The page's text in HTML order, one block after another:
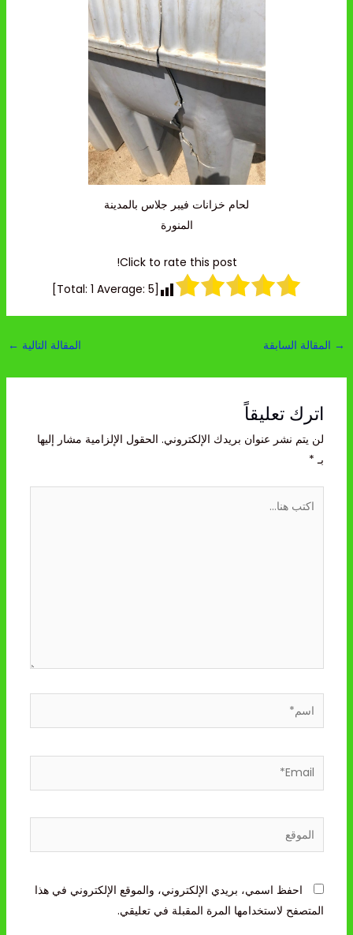
لحام خزانات فيبر جلاس بالمدينة
المنورة
Click to rate this post!
[Total:
1 Average: 5
]
→ المقالة السابقة المقالة التالية ←
اترك تعليقاً
لن يتم نشر عنوان بريدك الإلكتروني. الحقول الإلزامية مشار إليها
بـ *
اسم*
Email*
الموقع
احفظ اسمي، بريدي الإلكتروني، والموقع الإلكتروني في هذا
المتصفح لاستخدامها المرة المقبلة في تعليقي.